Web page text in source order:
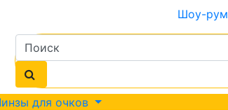
Шоу-рум
для очков